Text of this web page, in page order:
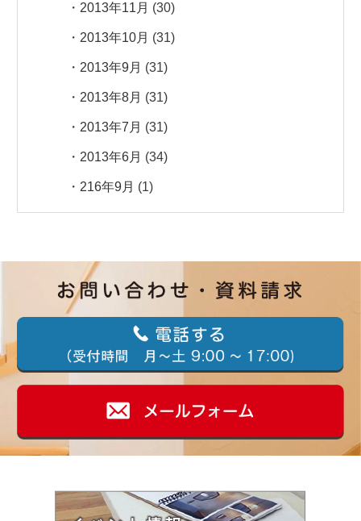
2013年11月 (30)
2013年10月 (31)
2013年9月 (31)
2013年8月 (31)
2013年7月 (31)
2013年6月 (34)
216年9月 (1)